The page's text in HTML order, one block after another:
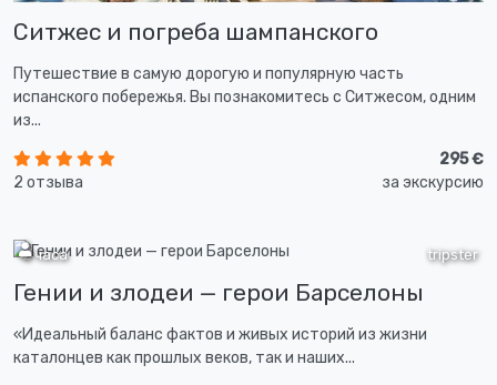
Ситжес и погреба шампанского
Путешествие в самую дорогую и популярную часть
испанского побережья. Вы познакомитесь с Ситжесом, одним
из...
2 отзыва
295 €
за экскурсию
tripster
2 часа
Гении и злодеи — герои Барселоны
«Идеальный баланс фактов и живых историй из жизни
каталонцев как прошлых веков, так и наших...